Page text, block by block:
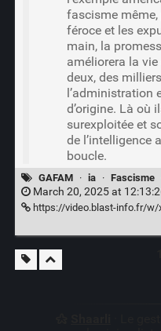
fascisme même,
féroce et les
main, la
améliorera la vie
deux, des
l’administration
d’origine. Là où
surexploitée et
de l’intelligence
boucle.
GAFAM · ia · Fascisme
March 20, 2025 at
https://video.blast-info.fr/w/